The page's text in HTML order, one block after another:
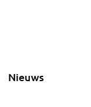
Nieuws